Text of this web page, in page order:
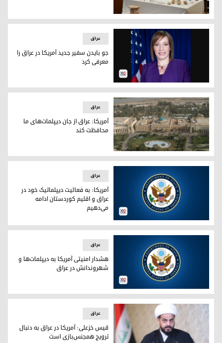
عکس: آرشیو
تریسی جاکوبسون، از اعضای حرفه‌ای سرویس خارجی کاخ سفید
عراق
جو بایدن سفیر جدید آمریکا در عراق را
معرفی کرد
سفارتخانه آمریکا در بغداد
عراق
آمریکا: عراق از جان دیپلمات‌های ما
محافظت کند
نشان وزارت امور خارجه آمریکا
عراق
آمریکا: به فعالیت دیپلماتیک خود در
عراق و اقلیم کوردستان ادامه
می‌دهیم
نشان وزارت امور خارجه آمریکا
عراق
هشدار امنیتی آمریکا به دیپلمات‌ها و
شهروندانش در عراق
عراق
قیس خزعلی: آمریکا در عراق به دنبال
ترویج همجنس‌بازی است